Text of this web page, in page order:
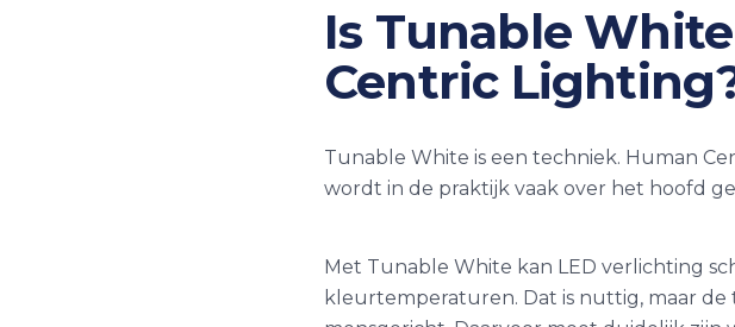
Is Tunable
Centric
Tunable White is een techniek. Human
wordt in de praktijk vaak over het hoofd
Met Tunable White kan LED verlichting
kleurtemperaturen. Dat is nuttig, maar